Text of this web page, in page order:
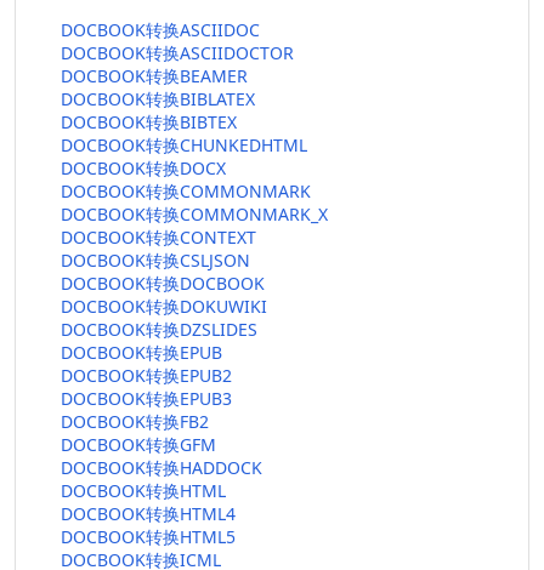
DOCBOOK转换ASCIIDOC
DOCBOOK转换ASCIIDOCTOR
DOCBOOK转换BEAMER
DOCBOOK转换BIBLATEX
DOCBOOK转换BIBTEX
DOCBOOK转换CHUNKEDHTML
DOCBOOK转换DOCX
DOCBOOK转换COMMONMARK
DOCBOOK转换COMMONMARK_X
DOCBOOK转换CONTEXT
DOCBOOK转换CSLJSON
DOCBOOK转换DOCBOOK
DOCBOOK转换DOKUWIKI
DOCBOOK转换DZSLIDES
DOCBOOK转换EPUB
DOCBOOK转换EPUB2
DOCBOOK转换EPUB3
DOCBOOK转换FB2
DOCBOOK转换GFM
DOCBOOK转换HADDOCK
DOCBOOK转换HTML
DOCBOOK转换HTML4
DOCBOOK转换HTML5
DOCBOOK转换ICML